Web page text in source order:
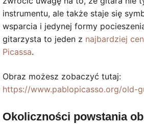
instrumentu, ale także staje się
wsparcia i jedynej formy
gitarzysta to jeden z najbardziej
Picassa.
Obraz możesz zobaczyć tutaj:
https://www.pablopicasso.org/old-
Okoliczności powstania